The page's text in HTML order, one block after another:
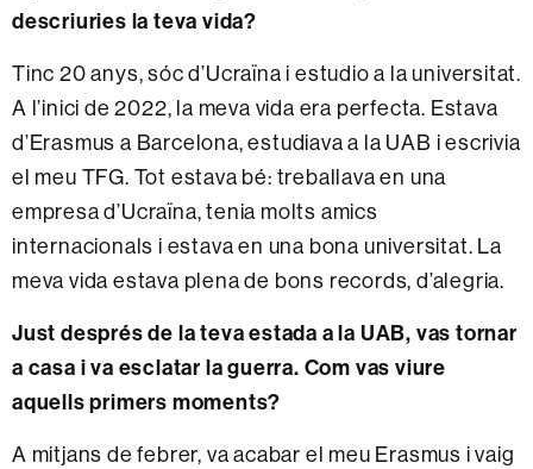
descriuries la teva vida?
Tinc 20 anys, sóc d’Ucraïna i estudio a la universitat.
A l’inici de 2022, la meva vida era perfecta. Estava
d’Erasmus a Barcelona, estudiava a la UAB i escrivia
el meu TFG. Tot estava bé: treballava en una
empresa d’Ucraïna, tenia molts amics
internacionals i estava en una bona universitat. La
meva vida estava plena de bons records, d’alegria.
Just després de la teva estada a la UAB, vas tornar
a casa i va esclatar la guerra. Com vas viure
aquells primers moments?
A mitjans de febrer, va acabar el meu Erasmus i vaig